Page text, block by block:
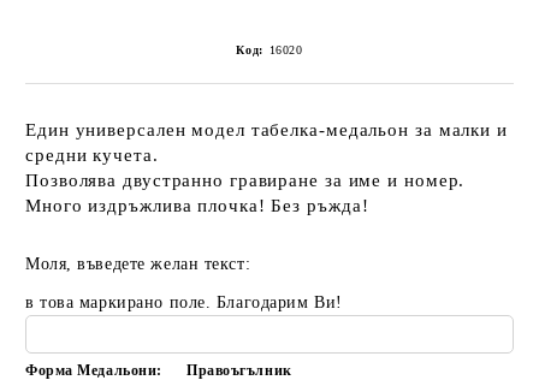
Код: 16020
Един универсален модел табелка-медальон за малки и
средни кучета.
Позволява двустранно гравиране за име и номер.
Много издръжлива плочка! Без ръжда!
Моля, въведете желан текст:
в това маркирано поле. Благодарим Ви!
Форма Медальони:
Правоъгълник